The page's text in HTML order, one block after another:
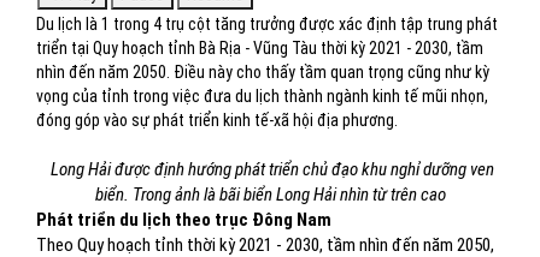
Du lịch là 1 trong 4 trụ cột tăng trưởng được xác định tập trung phát
triển tại Quy hoạch tỉnh Bà Rịa - Vũng Tàu thời kỳ 2021 - 2030, tầm
nhìn đến năm 2050. Điều này cho thấy tầm quan trọng cũng như kỳ
vọng của tỉnh trong việc đưa du lịch thành ngành kinh tế mũi nhọn,
đóng góp vào sự phát triển kinh tế-xã hội địa phương.
Long Hải được định hướng phát triển chủ đạo khu nghỉ dưỡng ven
biển. Trong ảnh là bãi biển Long Hải nhìn từ trên cao
Phát triển du lịch theo trục Đông Nam
Theo Quy hoạch tỉnh thời kỳ 2021 - 2030, tầm nhìn đến năm 2050,